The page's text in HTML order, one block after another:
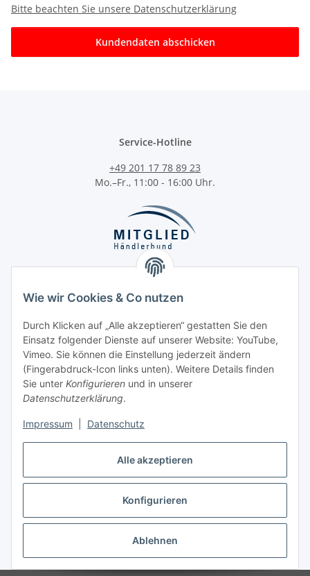
Alle akzeptieren
Konfigurieren
Ablehnen
Wie wir Cookies & Co nutzen
Durch Klicken auf „Alle akzeptieren“ gestatten Sie den
Einsatz folgender Dienste auf unserer Website: YouTube,
Vimeo. Sie können die Einstellung jederzeit ändern
(Fingerabdruck-Icon links unten). Weitere Details finden
Sie unter Konfigurieren und in unserer
Datenschutzerklärung.
Impressum Datenschutz
Bitte beachten Sie unsere Datenschutzerklärung
Kundendaten abschicken
Service-Hotline
+49 201 17 78 89 23
Mo.–Fr., 11:00 - 16:00 Uhr.
Kategorien
Informationen
Gesetzliche Informationen